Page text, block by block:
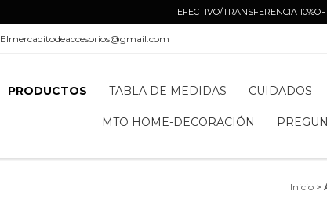
EFECTIVO/TRANSFERENCIA
Elmercaditodeaccesorios@gmail.com
PRODUCTOS TABLA DE MEDIDAS CUIDADOS
MTO HOME-DECORACIÓN
Inicio >